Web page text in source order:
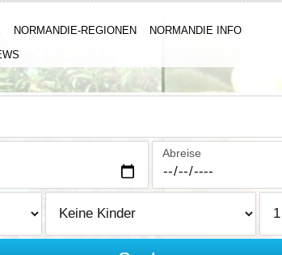
NORMANDIE-REGIONEN
NORMANDIE INFO
Abreise